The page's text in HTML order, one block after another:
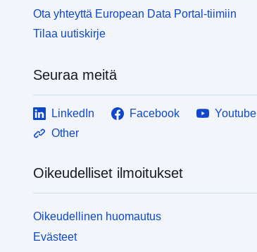
Ota yhteyttä European Data Portal-tiimiin
Tilaa uutiskirje
Seuraa meitä
LinkedIn Facebook
Youtube
Other
Oikeudelliset ilmoitukset
Oikeudellinen huomautus
Evästeet